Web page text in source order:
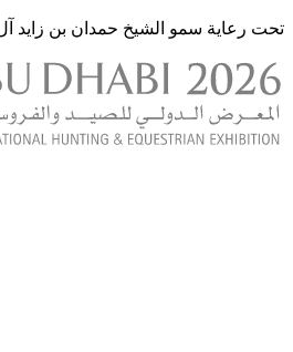
تحت رعاية سمو الشيخ حمدان بن زايد